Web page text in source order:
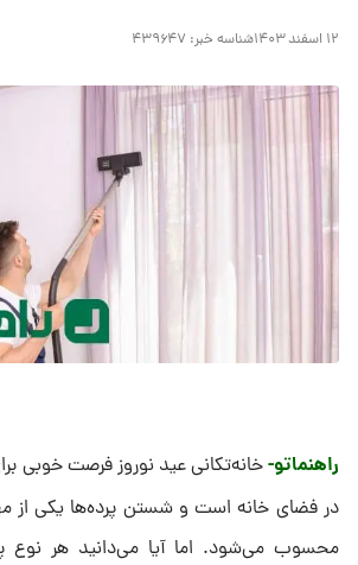
۱۲ اسفند ۱۴۰۳ شناسه خبر: ۴۳۹۶۴۷
راهنماتو-خانه‌تکانی عید نوروز فرصت خوبی
در فضای خانه است و شستن پرده‌ها یکی از
محسوب می‌شود. اما آیا می‌دانید هر نوع